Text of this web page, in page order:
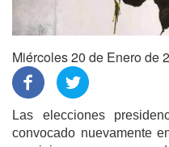
Miércoles 20 de Enero de
Las elecciones
convocado nuevamente